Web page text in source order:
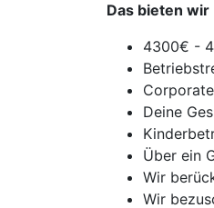
Das bieten wir
4300€ -
Deine
Über ein
Wir
Wir